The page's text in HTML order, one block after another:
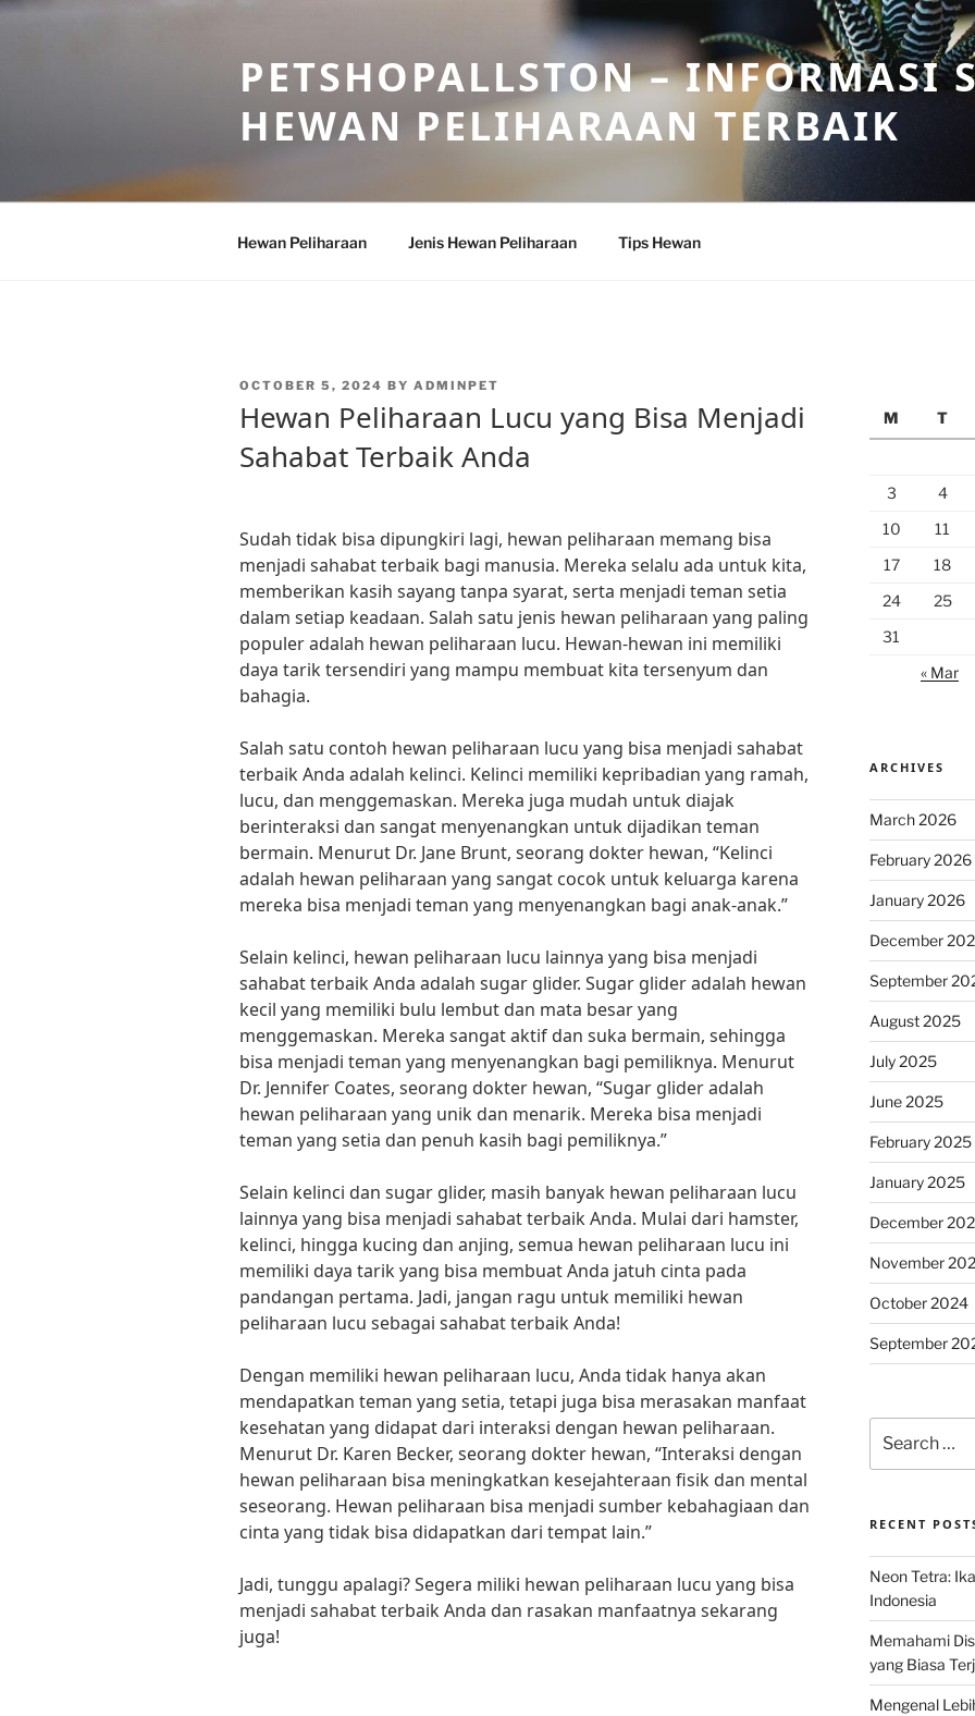
Skip
PETSHOPALLSTON – INFORMASI
HEWAN PELIHARAAN TERBAIK
Hewan Peliharaan Jenis Hewan Peliharaan Tips Hewan
POSTED
OCTOBER 5, 2024 BY ADMINPET
Hewan Peliharaan Lucu yang Bisa Menjadi
Sahabat Terbaik Anda
Sudah tidak bisa dipungkiri lagi, hewan peliharaan memang bisa
menjadi sahabat terbaik bagi manusia. Mereka selalu ada untuk kita,
memberikan kasih sayang tanpa syarat, serta menjadi teman setia
dalam setiap keadaan. Salah satu jenis hewan peliharaan yang paling
populer adalah hewan peliharaan lucu. Hewan-hewan ini memiliki
daya tarik tersendiri yang mampu membuat kita tersenyum dan
bahagia.
Salah satu contoh hewan peliharaan lucu yang bisa menjadi sahabat
terbaik Anda adalah kelinci. Kelinci memiliki kepribadian yang ramah,
lucu, dan menggemaskan. Mereka juga mudah untuk diajak
berinteraksi dan sangat menyenangkan untuk dijadikan teman
bermain. Menurut Dr. Jane Brunt, seorang dokter hewan, “Kelinci
adalah hewan peliharaan yang sangat cocok untuk keluarga karena
mereka bisa menjadi teman yang menyenangkan bagi anak-anak.”
Selain kelinci, hewan peliharaan lucu lainnya yang bisa menjadi
sahabat terbaik Anda adalah sugar glider. Sugar glider adalah hewan
kecil yang memiliki bulu lembut dan mata besar yang
menggemaskan. Mereka sangat aktif dan suka bermain, sehingga
bisa menjadi teman yang menyenangkan bagi pemiliknya. Menurut
Dr. Jennifer Coates, seorang dokter hewan, “Sugar glider adalah
hewan peliharaan yang unik dan menarik. Mereka bisa menjadi
teman yang setia dan penuh kasih bagi pemiliknya.”
Selain kelinci dan sugar glider, masih banyak hewan peliharaan lucu
lainnya yang bisa menjadi sahabat terbaik Anda. Mulai dari hamster,
kelinci, hingga kucing dan anjing, semua hewan peliharaan lucu ini
memiliki daya tarik yang bisa membuat Anda jatuh cinta pada
pandangan pertama. Jadi, jangan ragu untuk memiliki hewan
peliharaan lucu sebagai sahabat terbaik Anda!
Dengan memiliki hewan peliharaan lucu, Anda tidak hanya akan
mendapatkan teman yang setia, tetapi juga bisa merasakan manfaat
kesehatan yang didapat dari interaksi dengan hewan peliharaan.
Menurut Dr. Karen Becker, seorang dokter hewan, “Interaksi dengan
hewan peliharaan bisa meningkatkan kesejahteraan fisik dan mental
seseorang. Hewan peliharaan bisa menjadi sumber kebahagiaan dan
cinta yang tidak bisa didapatkan dari tempat lain.”
Jadi, tunggu apalagi? Segera miliki hewan peliharaan lucu yang bisa
menjadi sahabat terbaik Anda dan rasakan manfaatnya sekarang
juga!
M
T
3
4
10
11
17
18
24
25
31
« Mar
ARCHIVES
March 2026
February 2026
January 2026
December
September
August 2025
July 2025
June 2025
February 2025
January 2025
December
November
October 2024
September
for:
RECENT
Neon Tetra:
Indonesia
Memahami
yang Biasa
Mengenal